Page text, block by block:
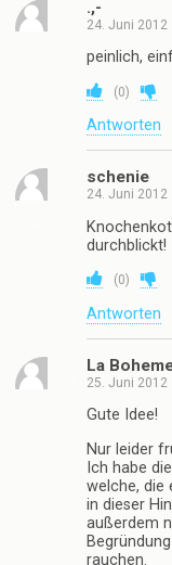
Menschen
Menschen
kennen.
man
nicht
im
Dadurch
Arschkarte.
(0)
Antworten
23. Juni 2012
dumme
Menschen
ihrer
eben nicht
Gewinnen
erst später
gesehen
und Lotto in